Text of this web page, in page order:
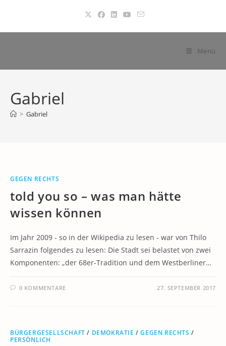
springen
Menü
Gabriel
> Gabriel
GEGEN RECHTS
told you so – was man hätte
wissen können
Im Jahr 2009 - so in der Wikipedia zu lesen - war von Thilo
Sarrazin folgendes zu lesen: Die Stadt sei belastet von zwei
Komponenten: „der 68er-Tradition und dem Westberliner…
0 KOMMENTARE 27. SEPTEMBER 2017
BÜRGERGESELLSCHAFT / DEMOKRATIE /GEGEN RECHTS /
PERSÖNLICH